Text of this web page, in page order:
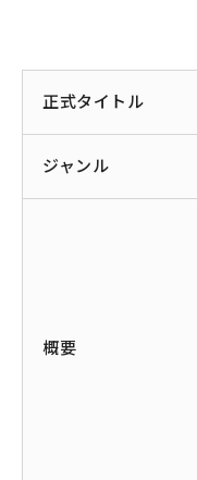
正式タイトル
ジャンル
概要